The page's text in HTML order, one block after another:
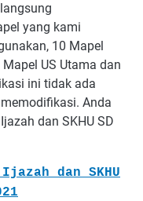
yang kami
10 Mapel
US Utama dan
ini tidak ada
Anda
dan SKHU SD
dan SKHU